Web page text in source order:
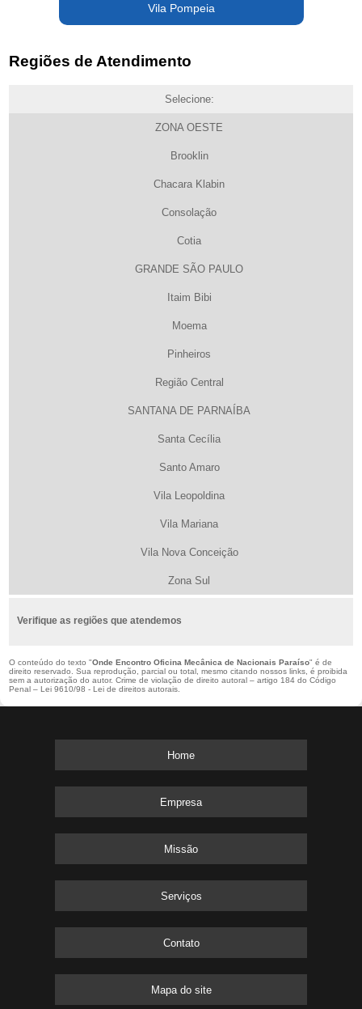
Vila Pompeia
Regiões de Atendimento
Selecione:
ZONA OESTE
Brooklin
Chacara Klabin
Consolação
Cotia
GRANDE SÃO PAULO
Itaim Bibi
Moema
Pinheiros
Região Central
SANTANA DE PARNAÍBA
Santa Cecília
Santo Amaro
Vila Leopoldina
Vila Mariana
Vila Nova Conceição
Zona Sul
Verifique as regiões que atendemos
O conteúdo do texto "Onde Encontro Oficina Mecânica de Nacionais Paraíso" é de
direito reservado. Sua reprodução, parcial ou total, mesmo citando nossos links, é proibida
sem a autorização do autor. Crime de violação de direito autoral – artigo 184 do Código
Penal –Lei 9610/98 - Lei de direitos autorais.
Home
Empresa
Missão
Serviços
Contato
Mapa do site